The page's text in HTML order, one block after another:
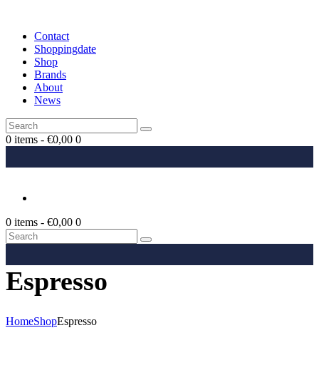
Contact
Shoppingdate
Shop
Brands
About
News
0 items - €0,00 0
0 items - €0,00 0
Espresso
HomeShopEspresso